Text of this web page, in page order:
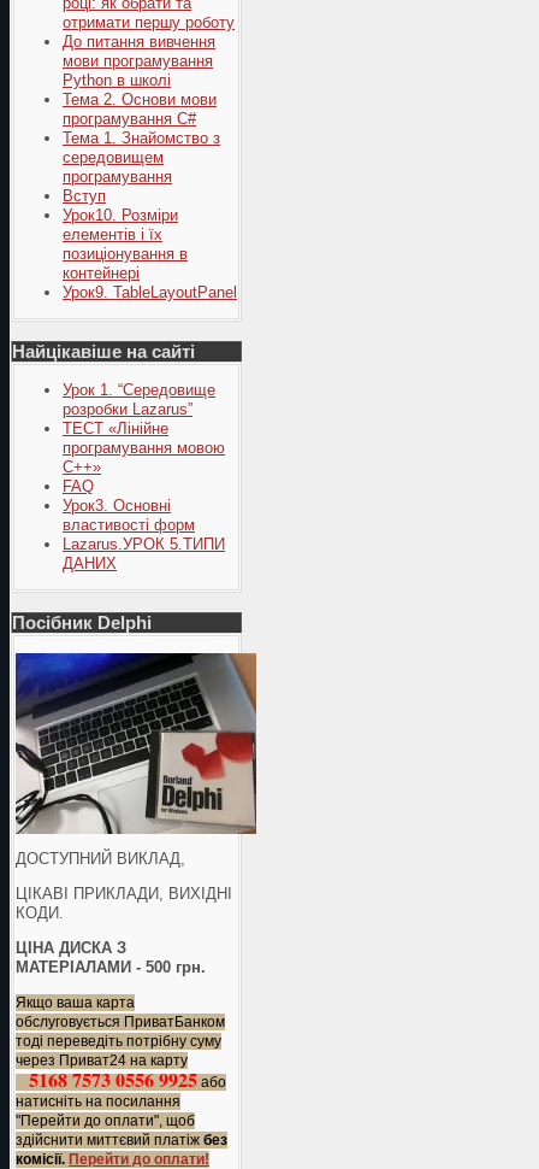
отримати першу роботу
До питання вивчення
мови програмування
Python в школі
Тема 2. Основи мови
програмування C#
Тема 1. Знайомство з
середовищем
програмування
Вступ
Урок10. Розміри
елементів і їх
позиціонування в
контейнері
Урок9. TableLayoutPanel
Найцікавіше на сайті
Урок 1. “Середовище
розробки Lazarus”
ТЕСТ «Лінійне
програмування мовою
С++»
FAQ
Урок3. Основні
властивості форм
Lazarus.УРОК 5.ТИПИ
ДАНИХ
Посібник Delphi
ДОСТУПНИЙ ВИКЛАД,
ЦІКАВІ ПРИКЛАДИ, ВИХІДНІ
КОДИ.
ЦІНА ДИСКА З
МАТЕРІАЛАМИ - 500 грн.
Якщо ваша карта
обслуговується ПриватБанком
тоді переведіть потрібну суму
через Приват24 на карту
5168 7573 0556 9925 або
натисніть на посилання
"Перейти до оплати", щоб
здійснити миттєвий платіж без
комісії. Перейти до оплати!